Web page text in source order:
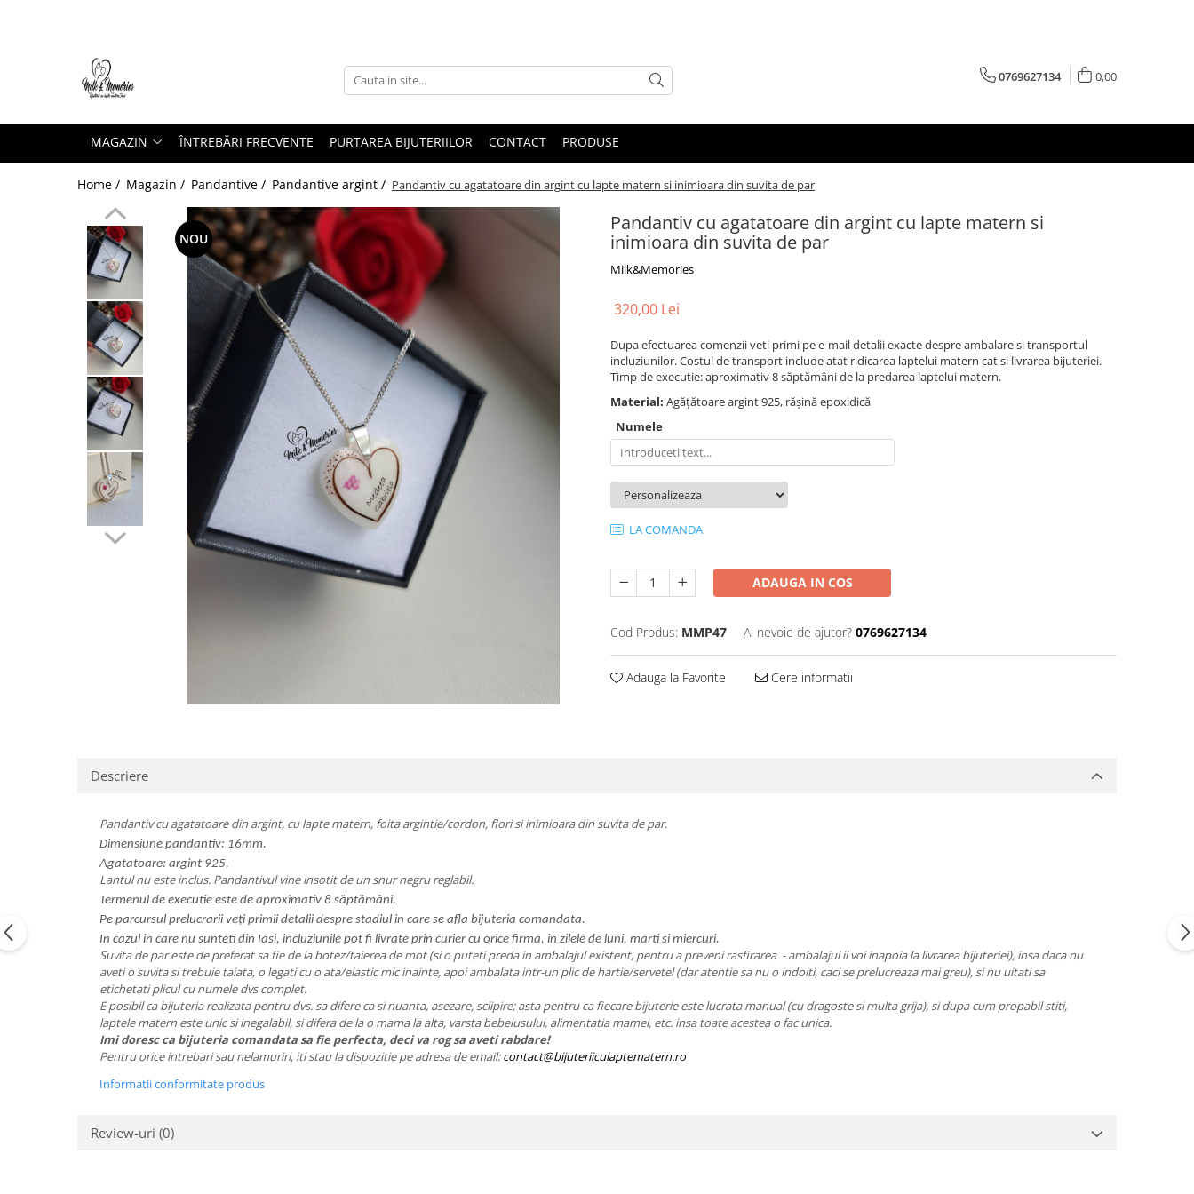
Brățări aur
Brățări argint
Cercei argint
Pandantive aur
Pandantive argint
Vouchere Cadou
Seturi bijuterii
Seturi din argint
Seturi din aur
0769627134 0,00
MAGAZIN ÎNTREBĂRI FRECVENTE PURTAREA BIJUTERIILOR CONTACT PRODUSE
Home / Magazin / Pandantive / Pandantive argint / Pandantiv cu agatatoare din argint cu lapte matern si inimioara din suvita de par
Pandantiv cu agatatoare din argint cu lapte matern si
inimioara din suvita de par
Milk&Memories
NOU
320,00 Lei
Dupa efectuarea comenzii veti primi pe e-mail detalii exacte despre ambalare si transportul
incluziunilor. Costul de transport include atat ridicarea laptelui matern cat si livrarea bijuteriei.
Timp de executie: aproximativ 8 săptămâni de la predarea laptelui matern.
Material: Agățătoare argint 925, rășină epoxidică
Numele
LA COMANDA
ADAUGA IN COS
Cod Produs: MMP47 Ai nevoie de ajutor? 0769627134
Adauga la Favorite Cere informatii
Descriere
Pandantiv cu agatatoare din argint, cu lapte matern, foita argintie/cordon, flori si inimioara din suvita de par.
Dimensiune pandantiv: 16mm.
Agatatoare: argint 925,
Lantul nu este inclus. Pandantivul vine insotit de un snur negru reglabil.
Termenul de executie este de aproximativ 8 săptămâni.
Pe parcursul prelucrarii veți primii detalii despre stadiul in care se afla bijuteria comandata.
In cazul in care nu sunteti din Iasi, incluziunile pot fi livrate prin curier cu orice firma, in zilele de luni, marti si miercuri.
Suvita de par este de preferat sa fie de la botez/taierea de mot (si o puteti preda in ambalajul existent, pentru a preveni rasfirarea - ambalajul il voi inapoia la livrarea bijuteriei), insa daca nu
aveti o suvita si trebuie taiata, o legati cu o ata/elastic mic inainte, apoi ambalata intr-un plic de hartie/servetel (dar atentie sa nu o indoiti, caci se prelucreaza mai greu), si nu uitati sa
etichetati plicul cu numele dvs complet.
E posibil ca bijuteria realizata pentru dvs. sa difere ca si nuanta, asezare, sclipire; asta pentru ca fiecare bijuterie este lucrata manual (cu dragoste si multa grija), si dupa cum propabil stiti,
laptele matern este unic si inegalabil, si difera de la o mama la alta, varsta bebelusului, alimentatia mamei, etc. insa toate acestea o fac unica.
Imi doresc ca bijuteria comandata sa fie perfecta, deci va rog sa aveti rabdare!
Pentru orice intrebari sau nelamuriri, iti stau la dispozitie pe adresa de email:contact@bijuteriiculaptematern.ro
Informatii conformitate produs
Review-uri (0)